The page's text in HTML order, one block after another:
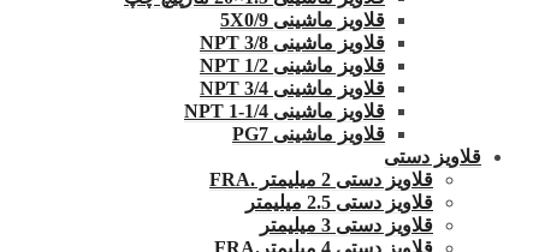
قلاویز ماشینی 5X0/9
قلاویز ماشینی 3/8 NPT
قلاویز ماشینی 1/2 NPT
قلاویز ماشینی 3/4 NPT
قلاویز ماشینی 1/4-1 NPT
قلاویز ماشینی PG7
قلاویز دستی
قلاویز دستی 2 میلیمتر .FRA
قلاویز دستی 2.5 میلیمتر
قلاویز دستی 3 میلیمتر
قلاویز دستی 4 میلیمتر.FRA